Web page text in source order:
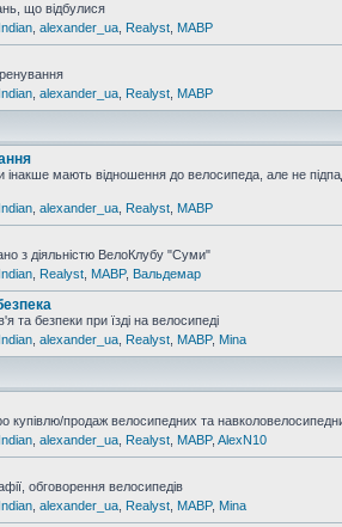
що відбулися
Indian alexander_ua Realyst MABP
Indian alexander_ua Realyst MABP
мають відношення до велосипеда, але не
Indian alexander_ua Realyst MABP
з діяльністю ВелоКлубу "Суми"
Indian Realyst MABP, Вальдемар
та безпеки при їзді на велосипеді
Indian alexander_ua Realyst MABP, Mina
купівлю/продаж велосипедних та
Indian alexander_ua Realyst MABP, AlexN10
обговорення велосипедів
Indian alexander_ua Realyst MABP, Mina